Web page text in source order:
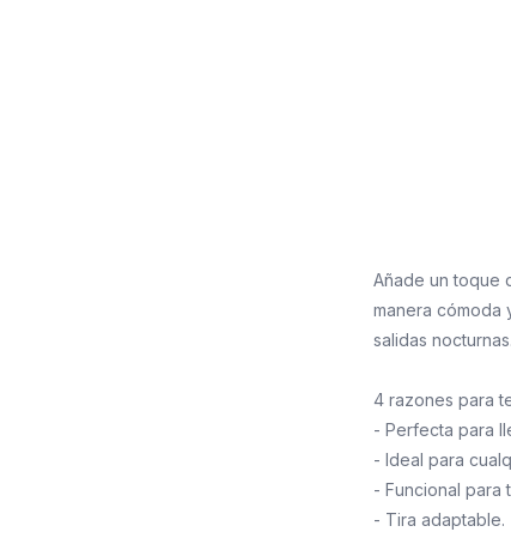
Añade un toque
manera cómoda
salidas nocturnas.
4 razones para
- Perfecta para
- Ideal para
- Funcional para
- Tira adaptable.